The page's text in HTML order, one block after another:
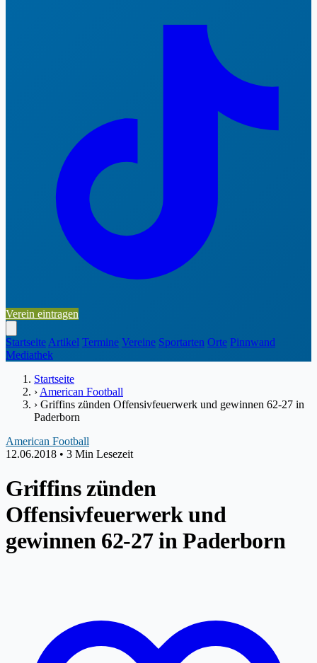
Verein eintragen
Startseite Artikel Termine Vereine Sportarten Orte Pinnwand
Mediathek
Startseite
› American Football
› Griffins zünden Offensivfeuerwerk und gewinnen 62-27 in
Paderborn
American Football
12.06.2018 • 3 Min Lesezeit
Griffins zünden
Offensivfeuerwerk und
gewinnen 62-27 in Paderborn